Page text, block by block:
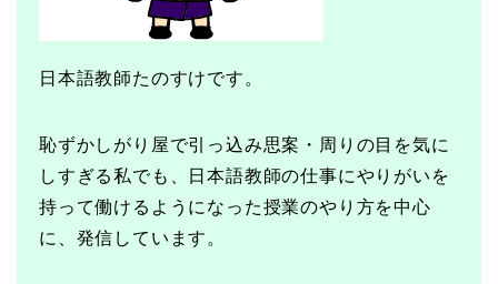
日本語教師たのすけです。
恥ずかしがり屋で引っ込み思案・周りの目を気に
しすぎる私でも、日本語教師の仕事にやりがいを
持って働けるようになった授業のやり方を中心
に、発信しています。